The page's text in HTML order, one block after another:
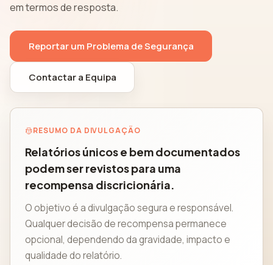
em termos de resposta.
Reportar um Problema de Segurança
Contactar a Equipa
RESUMO DA DIVULGAÇÃO
Relatórios únicos e bem documentados
podem ser revistos para uma
recompensa discricionária.
O objetivo é a divulgação segura e responsável.
Qualquer decisão de recompensa permanece
opcional, dependendo da gravidade, impacto e
qualidade do relatório.